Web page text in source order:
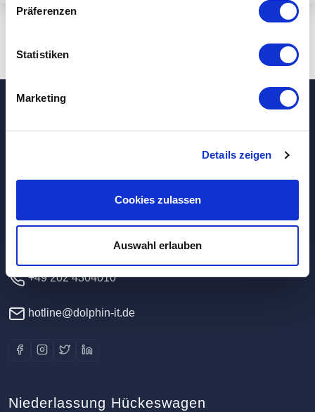
Präferenzen
Statistiken
Marketing
Details zeigen
Cookies zulassen
Auswahl erlauben
Hauptverwaltung / Rechenzentrum
42389 Wuppertal
+49 202 4304010
hotline@dolphin-it.de
Niederlassung Hückeswagen